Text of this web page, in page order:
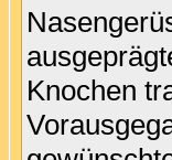
Knochen